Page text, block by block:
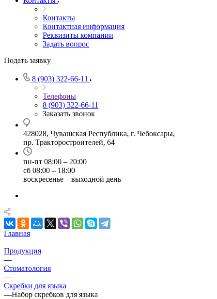
Контакты
Контактная информация
Реквизиты компании
Задать вопрос
Подать заявку
8 (903) 322-66-11
Телефоны
8 (903) 322-66-11
Заказать звонок
428028, Чувашская Республика, г. Чебоксары,
пр. Тракторостроителей, 64
пн-пт 08:00 – 20:00
сб 08:00 – 18:00
воскресенье – выходной день
Главная
—
Продукция
—
Стоматология
—
Скребки для языка
—Набор скребков для языка